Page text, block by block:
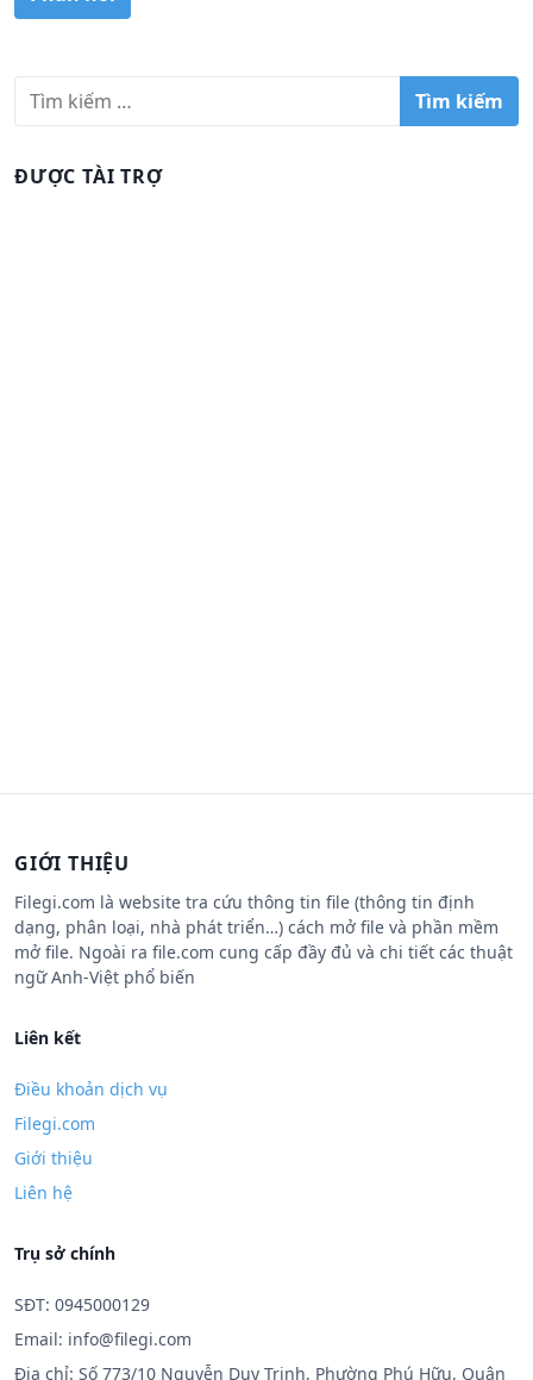
iĐƯỢC TÀI TRỢ
GIỚI THIỆU
Filegi.com là website tra cứu thông tin file (thông tin định
dạng, phân loại, nhà phát triển…) cách mở file và phần mềm
mở file. Ngoài ra file.com cung cấp đầy đủ và chi tiết các thuật
ngữ Anh-Việt phổ biến
Liên kết
Điều khoản dịch vụ
Filegi.com
Giới thiệu
Liên hệ
Trụ sở chính
SĐT: 0945000129
Email: info@filegi.com
Địa chỉ: Số 773/10 Nguyễn Duy Trinh, Phường Phú Hữu, Quận